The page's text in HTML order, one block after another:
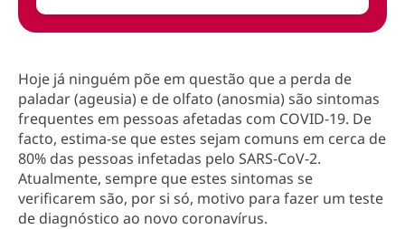
Hoje já ninguém põe em questão que a perda de
paladar (ageusia) e de olfato (anosmia) são sintomas
frequentes em pessoas afetadas com COVID-19. De
facto, estima-se que estes sejam comuns em cerca de
80% das pessoas infetadas pelo SARS-CoV-2.
Atualmente, sempre que estes sintomas se
verificarem são, por si só, motivo para fazer um teste
de diagnóstico ao novo coronavírus.